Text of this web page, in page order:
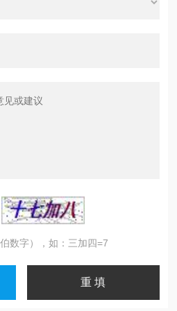
数字），如：三加四=7